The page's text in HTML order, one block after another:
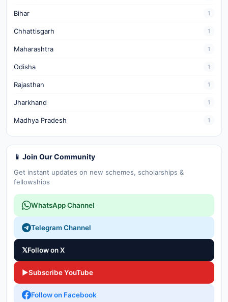
Bihar 1
Chhattisgarh 1
Maharashtra 1
Odisha 1
Rajasthan 1
Jharkhand 1
Madhya Pradesh 1
📱 Join Our Community
Get instant updates on new schemes, scholarships &
fellowships
WhatsApp Channel
Telegram Channel
𝕏Follow on X
▶Subscribe YouTube
Follow on Facebook